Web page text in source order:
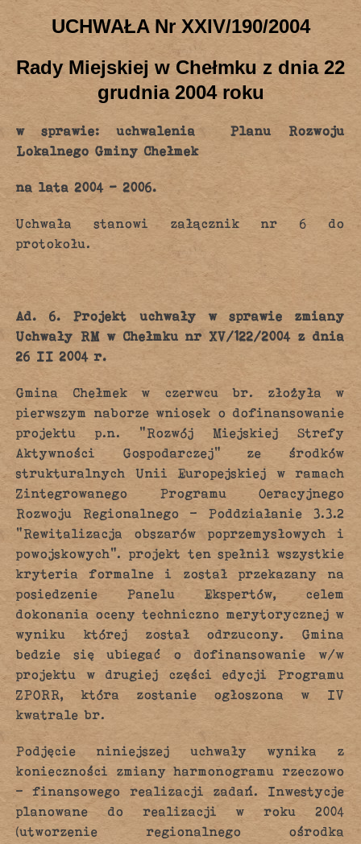
UCHWAŁA Nr XXIV/190/2004
Rady Miejskiej w Chełmku z dnia 22
grudnia 2004 roku
w sprawie: uchwalenia Planu Rozwoju
Lokalnego Gminy Chełmek
na lata 2004 – 2006.
Uchwała stanowi załącznik nr 6 do
protokołu.
Ad. 6. Projekt uchwały w sprawie zmiany
Uchwały RM w Chełmku nr XV/122/2004 z dnia
26 II 2004 r.
Gmina Chełmek w czerwcu br. złożyła w
pierwszym naborze wniosek o dofinansowanie
projektu p.n. “Rozwój Miejskiej Strefy
Aktywności Gospodarczej” ze środków
strukturalnych Unii Europejskiej w ramach
Zintegrowanego Programu Oeracyjnego
Rozwoju Regionalnego – Poddziałanie 3.3.2
“Rewitalizacja obszarów poprzemysłowych i
powojskowych”. projekt ten spełnił wszystkie
kryteria formalne i został przekazany na
posiedzenie Panelu Ekspertów, celem
dokonania oceny techniczno merytorycznej w
wyniku której został odrzucony. Gmina
bedzie się ubiegać o dofinansowanie w/w
projektu w drugiej części edycji Programu
ZPORR, która zostanie ogłoszona w IV
kwatrale br.
Podjęcie niniejszej uchwały wynika z
konieczności zmiany harmonogramu rzeczowo
– finansowego realizacji zadań. Inwestycje
planowane do realizacji w roku 2004
(utworzenie regionalnego ośrodka